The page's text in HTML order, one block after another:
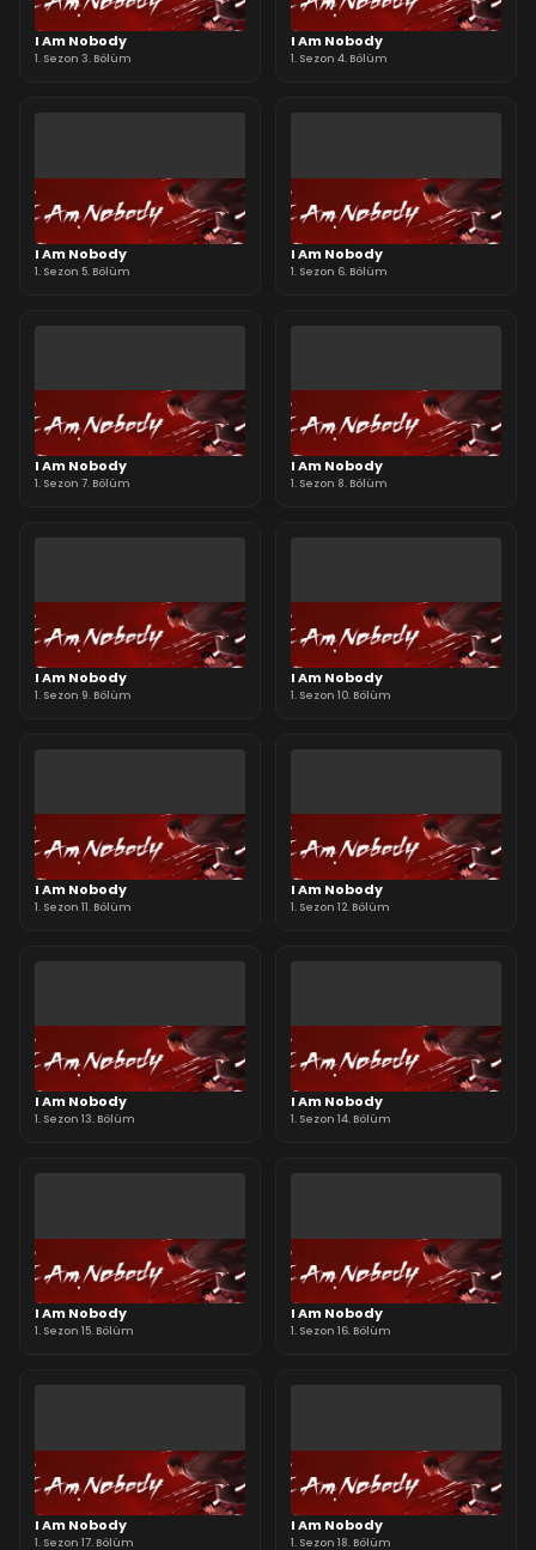
I Am Nobody
1. Sezon 3. Bölüm
I Am Nobody
1. Sezon 4. Bölüm
I Am Nobody
1. Sezon 5. Bölüm
I Am Nobody
1. Sezon 6. Bölüm
I Am Nobody
1. Sezon 7. Bölüm
I Am Nobody
1. Sezon 8. Bölüm
I Am Nobody
1. Sezon 9. Bölüm
I Am Nobody
1. Sezon 10. Bölüm
I Am Nobody
1. Sezon 11. Bölüm
I Am Nobody
1. Sezon 12. Bölüm
I Am Nobody
1. Sezon 13. Bölüm
I Am Nobody
1. Sezon 14. Bölüm
I Am Nobody
1. Sezon 15. Bölüm
I Am Nobody
1. Sezon 16. Bölüm
I Am Nobody
1. Sezon 17. Bölüm
I Am Nobody
1. Sezon 18. Bölüm